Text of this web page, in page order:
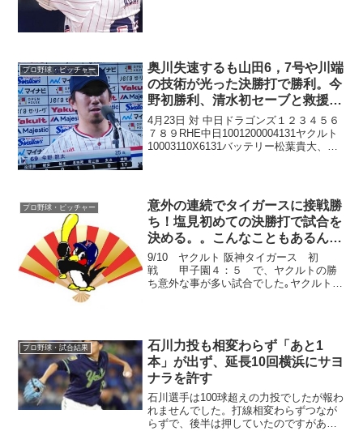
プロ野球・ピッチャー
奥川失速するも山田6，7号や川端
の技術が光った決勝打で勝利。今
野初勝利、清水初セーブと救援陣
も充実
4月23日 対 中日ドラゴンズ１２３４５６
７８９RHE中日1001200004131ヤクルト
10003110X6131バッテリー松葉貴大、鈴
プロ野球・ピッチャー
意外の連続でタイガースに接戦勝
ち！塩見初めての決勝打で試合を
決める。。こんなこともあるんだ
ね
9/10 ヤクルト 阪神タイガース 初
戦 甲子園４：５ で、ヤクルトの勝
ち意外な事が多い試合でした｡ヤクルト先
思議なくらいです(...
プロ野球・試合結果
石川力投も相変わらず「あと1
本」が出ず、延長10回横浜にサヨ
ナラを許す
石川選手は100球超えの力投でしたが報わ
れませんでした。打線相変わらずつなが
らずで、後半は押していたのですがあと